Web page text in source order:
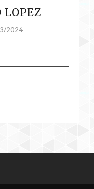
LOPEZ
2024